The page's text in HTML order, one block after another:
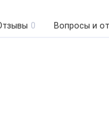
0 Вопросы и